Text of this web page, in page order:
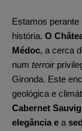
Estamos perante
história. O
Médoc, a cerca
num terroir
Gironda. Este
geológica e
Cabernet
elegância e a